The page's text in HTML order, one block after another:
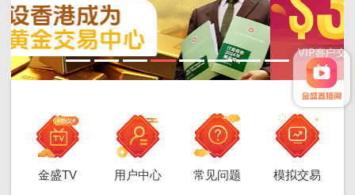
金盛TV 用户中心 常见问题 模拟交易